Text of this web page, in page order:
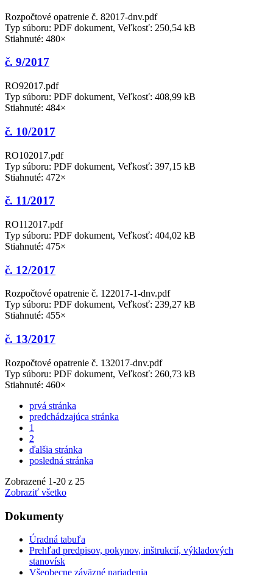
Rozpočtové opatrenie č. 82017-dnv.pdf
Typ súboru: PDF dokument, Veľkosť: 250,54 kB
Stiahnuté: 480×
č. 9/2017
RO92017.pdf
Typ súboru: PDF dokument, Veľkosť: 408,99 kB
Stiahnuté: 484×
č. 10/2017
RO102017.pdf
Typ súboru: PDF dokument, Veľkosť: 397,15 kB
Stiahnuté: 472×
č. 11/2017
RO112017.pdf
Typ súboru: PDF dokument, Veľkosť: 404,02 kB
Stiahnuté: 475×
č. 12/2017
Rozpočtové opatrenie č. 122017-1-dnv.pdf
Typ súboru: PDF dokument, Veľkosť: 239,27 kB
Stiahnuté: 455×
č. 13/2017
Rozpočtové opatrenie č. 132017-dnv.pdf
Typ súboru: PDF dokument, Veľkosť: 260,73 kB
Stiahnuté: 460×
prvá stránka
predchádzajúca stránka
1
2
ďalšia stránka
posledná stránka
Zobrazené 1-20 z 25
Zobraziť všetko
Dokumenty
Úradná tabuľa
Prehľad predpisov, pokynov, inštrukcií, výkladových
stanovísk
Všeobecne záväzné nariadenia